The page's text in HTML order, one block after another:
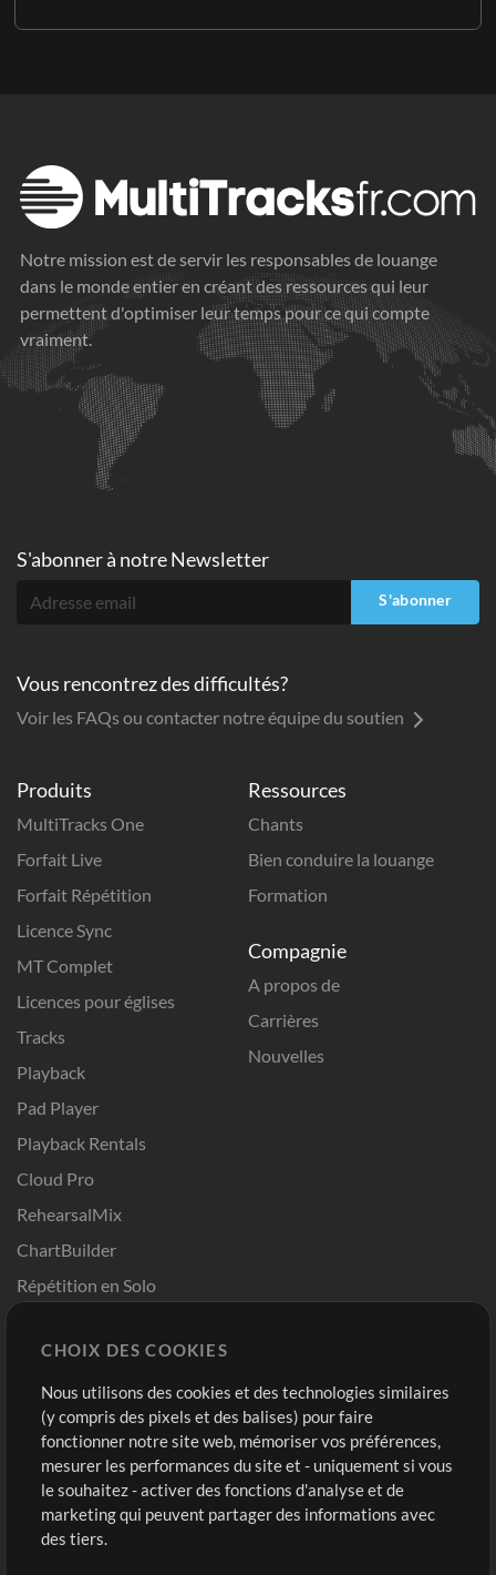
Notre mission est de servir les responsables de louange
dans le monde entier en créant des ressources qui leur
permettent d'optimiser leur temps pour ce qui compte
vraiment.
Produits
MultiTracks One
Forfait Live
Forfait Répétition
Licence Sync
MT Complet
Licences pour églises
Tracks
Playback
Pad Player
Playback Rentals
Cloud Pro
RehearsalMix
ChartBuilder
Répétition en Solo
Modèles ProPresenter
Sons
Ressources
Chants
Bien conduire la louange
Formation
Compagnie
A propos de
Carrières
Nouvelles
Boutique
Acheter des crédits
Contenu gratuit
Demander les pistes
Compte
Connexion
S'inscrire
S'abonner à notre Newsletter
S'abonner
Vous rencontrez des difficultés?
Voir les FAQs ou contacter notre équipe du soutien
CHOIX DES COOKIES
Nous utilisons des cookies et des technologies similaires
(y compris des pixels et des balises) pour faire
fonctionner notre site web, mémoriser vos préférences,
mesurer les performances du site et - uniquement si vous
le souhaitez - activer des fonctions d'analyse et de
marketing qui peuvent partager des informations avec
des tiers.